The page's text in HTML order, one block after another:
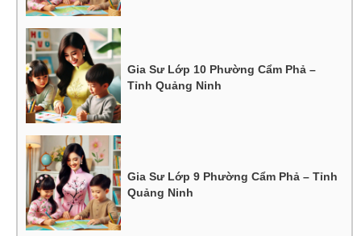
Gia Sư Lớp 10 Phường Cẩm Phả –
Tỉnh Quảng Ninh
Gia Sư Lớp 9 Phường Cẩm Phả – Tỉnh
Quảng Ninh